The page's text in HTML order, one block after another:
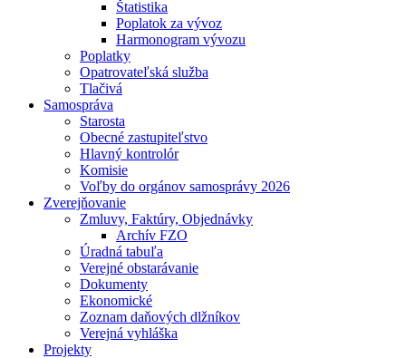
Štatistika
Poplatok za vývoz
Harmonogram vývozu
Poplatky
Opatrovateľská služba
Tlačivá
Samospráva
Starosta
Obecné zastupiteľstvo
Hlavný kontrolór
Komisie
Voľby do orgánov samosprávy 2026
Zverejňovanie
Zmluvy, Faktúry, Objednávky
Archív FZO
Úradná tabuľa
Verejné obstarávanie
Dokumenty
Ekonomické
Zoznam daňových dlžníkov
Verejná vyhláška
Projekty